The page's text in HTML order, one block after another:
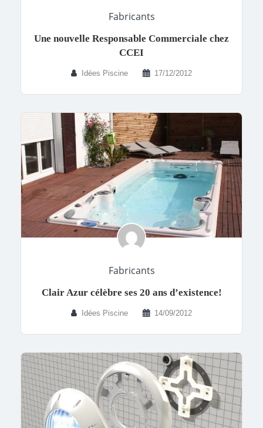
Fabricants
Une nouvelle Responsable Commerciale chez
CCEI
Idées Piscine 17/12/2012
Fabricants
Clair Azur célèbre ses 20 ans d’existence!
Idées Piscine 14/09/2012